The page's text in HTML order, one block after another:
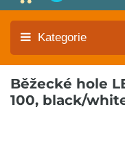
Kategorie
Běžecké hole
100, black/